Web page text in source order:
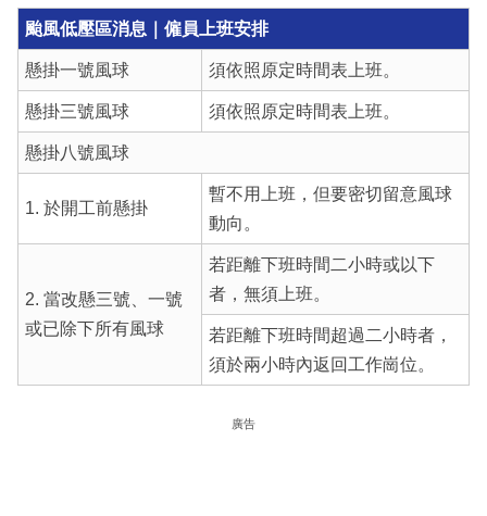
颱風低壓區消息｜僱員上班安排
懸掛一號風球 須依照原定時間表上班。
懸掛三號風球 須依照原定時間表上班。
懸掛八號風球
1. 於開工前懸掛
暫不用上班，但要密切留意風球
動向。
2. 當改懸三號、一號
或已除下所有風球
若距離下班時間二小時或以下
者，無須上班。
若距離下班時間超過二小時者，
須於兩小時內返回工作崗位。
廣告